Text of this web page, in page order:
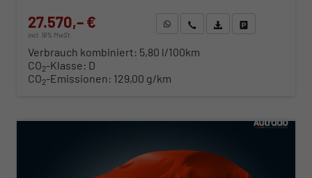
27.570,– €
incl. 19% MwSt.
WhatsApp anfragen
Wir rufen Sie anFahrzeugexposé (PDF)
Verbrauch kombiniert: 5,80 l/100km
CO2-Klasse: D
CO2-Emissionen: 129,00 g/km